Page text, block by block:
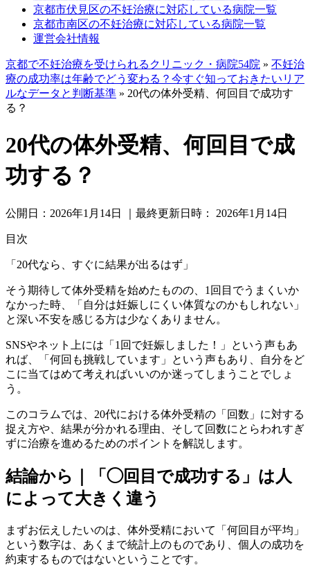
京都市伏見区の不妊治療に対応している病院一覧
京都市南区の不妊治療に対応している病院一覧
運営会社情報
京都で不妊治療を受けられるクリニック・病院54院 » 不妊治
療の成功率は年齢でどう変わる？今すぐ知っておきたいリア
ルなデータと判断基準 » 20代の体外受精、何回目で成功す
る？
20代の体外受精、何回目で成
功する？
公開日： 2026年1月14日 ｜最終更新日時： 2026年1月14日
目次
「20代なら、すぐに結果が出るはず」
そう期待して体外受精を始めたものの、1回目でうまくいか
なかった時、「自分は妊娠しにくい体質なのかもしれない」
と深い不安を感じる方は少なくありません。
SNSやネット上には「1回で妊娠しました！」という声もあ
れば、「何回も挑戦しています」という声もあり、自分をど
こに当てはめて考えればいいのか迷ってしまうことでしょ
う。
このコラムでは、20代における体外受精の「回数」に対する
捉え方や、結果が分かれる理由、そして回数にとらわれすぎ
ずに治療を進めるためのポイントを解説します。
結論から｜「◯回目で成功する」は人
によって大きく違う
まずお伝えしたいのは、体外受精において「何回目が平均」
という数字は、あくまで統計上のものであり、個人の成功を
約束するものではないということです。